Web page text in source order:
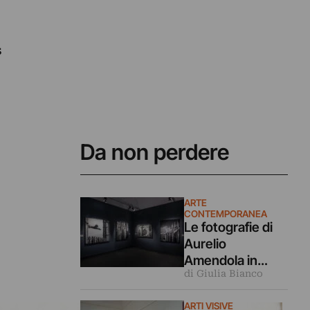
Da non perdere
ARTE
CONTEMPORANEA
Le fotografie di
Aurelio
Amendola in
dialogo coi
di Giulia Bianco
ARTI VISIVE